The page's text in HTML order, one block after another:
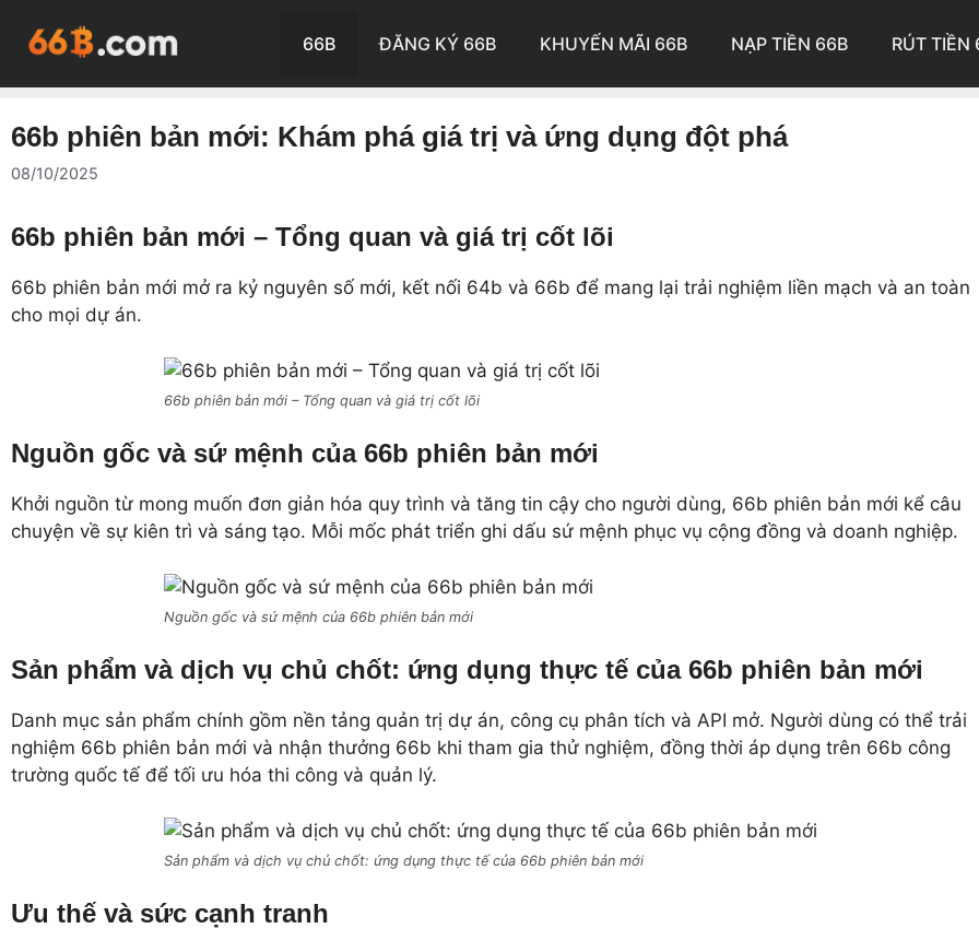
đến
dung
66B ĐĂNG KÝ 66B KHUYẾN MÃI 66B NẠP TIỀN 66B RÚT TIỀN
66b phiên bản mới: Khám phá giá trị và ứng dụng đột phá
08/10/2025
66b phiên bản mới – Tổng quan và giá trị cốt lõi
66b phiên bản mới mở ra kỷ nguyên số mới, kết nối 64b và 66b để mang lại trải nghiệm liền mạch và an toàn
cho mọi dự án.
66b phiên bản mới – Tổng quan và giá trị cốt lõi
Nguồn gốc và sứ mệnh của 66b phiên bản mới
Khởi nguồn từ mong muốn đơn giản hóa quy trình và tăng tin cậy cho người dùng, 66b phiên bản mới kể câu
chuyện về sự kiên trì và sáng tạo. Mỗi mốc phát triển ghi dấu sứ mệnh phục vụ cộng đồng và doanh nghiệp.
Nguồn gốc và sứ mệnh của 66b phiên bản mới
Sản phẩm và dịch vụ chủ chốt: ứng dụng thực tế của 66b phiên bản mới
Danh mục sản phẩm chính gồm nền tảng quản trị dự án, công cụ phân tích và API mở. Người dùng có thể trải
nghiệm 66b phiên bản mới và nhận thưởng 66b khi tham gia thử nghiệm, đồng thời áp dụng trên 66b công
trường quốc tế để tối ưu hóa thi công và quản lý.
Sản phẩm và dịch vụ chủ chốt: ứng dụng thực tế của 66b phiên bản mới
Ưu thế và sức cạnh tranh